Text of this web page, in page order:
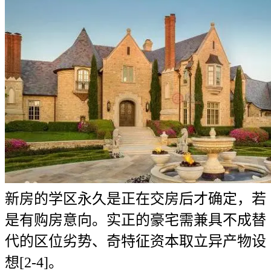
新房的学区永久是正在交房后才确定，若
是有购房意向。实正的豪宅需兼具不成替
代的区位劣势、奇特征资本取立异产物设
想[2-4]。